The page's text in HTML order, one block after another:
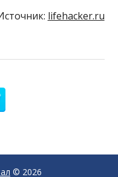
lifehacker.ru
© 2026